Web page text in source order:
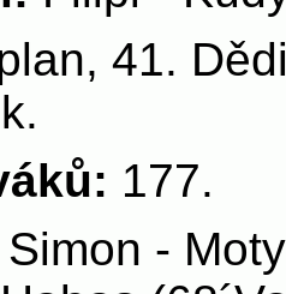
41.
177.
Simon -